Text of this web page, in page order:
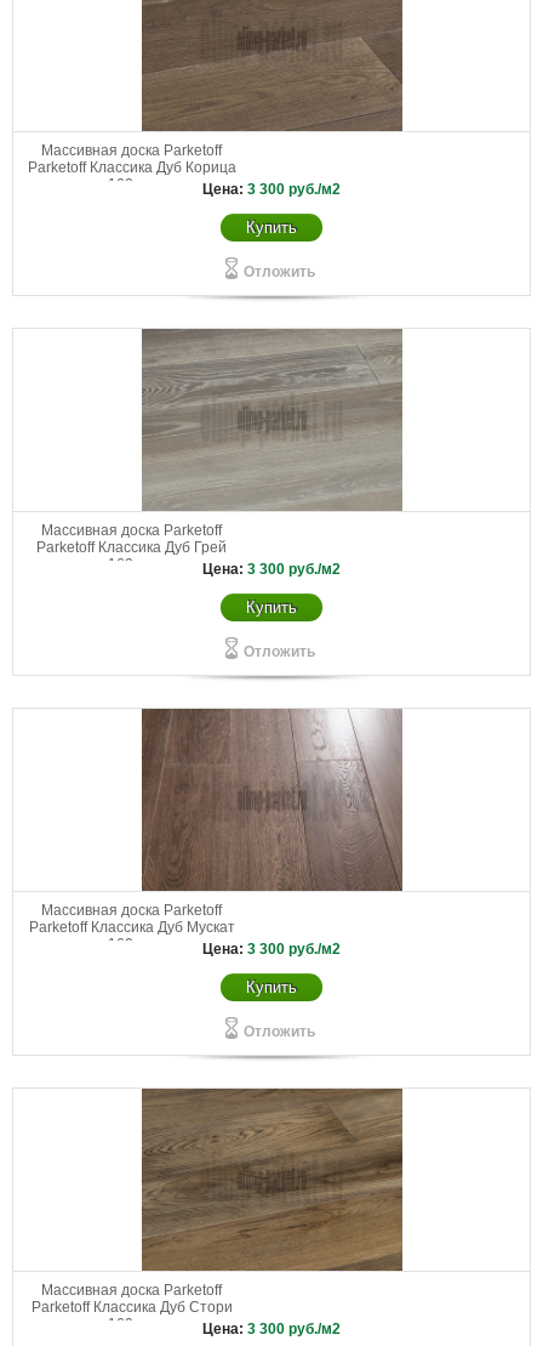
Массивная доска Parketoff
Parketoff Классика Дуб Корица
160 мм
Цена: 3 300 руб./м2
Купить
Отложить
Массивная доска Parketoff
Parketoff Классика Дуб Грей
160 мм
Цена: 3 300 руб./м2
Купить
Отложить
Массивная доска Parketoff
Parketoff Классика Дуб Мускат
160 мм
Цена: 3 300 руб./м2
Купить
Отложить
Массивная доска Parketoff
Parketoff Классика Дуб Стори
160 мм
Цена: 3 300 руб./м2